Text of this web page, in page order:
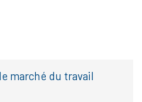
marché du travail